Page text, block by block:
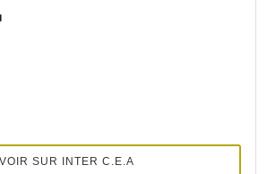
VOIR SUR INTER C.E.A